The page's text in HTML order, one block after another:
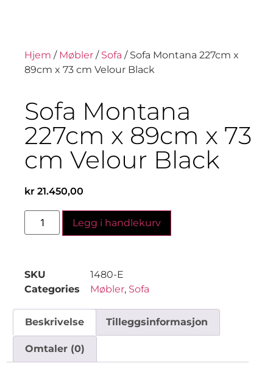
Hjem / Møbler / Sofa / Sofa Montana 227cm x
89cm x 73 cm Velour Black
Sofa Montana
227cm x 89cm x 73
cm Velour Black
kr 21.450,00
Legg i handlekurv
SKU
1480-E
Categories
Møbler, Sofa
Beskrivelse Tilleggsinformasjon
Omtaler (0)